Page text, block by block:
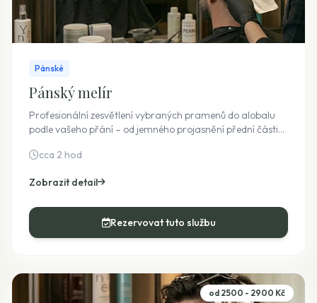
Pánské
Pánský melír
Profesionální zesvětlení vybraných pramenů do alobalu
podle vašeho přání – od jemného projasnění přední části
materiálu a počtu zesvětlených pramenů.
cca 2 hod
Zobrazit detail
Rezervovat tuto službu
od 2500 - 2900 Kč